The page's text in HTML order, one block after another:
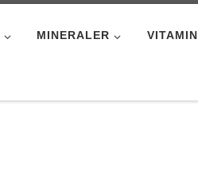
MINERALER